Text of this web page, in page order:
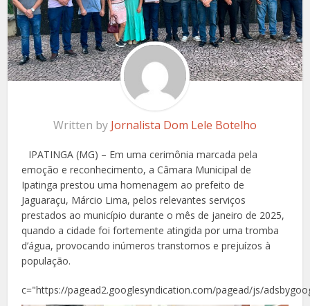
Written by Jornalista Dom Lele Botelho
IPATINGA (MG) – Em uma cerimônia marcada pela
emoção e reconhecimento, a Câmara Municipal de
Ipatinga prestou uma homenagem ao prefeito de
Jaguaraçu, Márcio Lima, pelos relevantes serviços
prestados ao município durante o mês de janeiro de 2025,
quando a cidade foi fortemente atingida por uma tromba
d’água, provocando inúmeros transtornos e prejuízos à
população.
c="https://pagead2.googlesyndication.com/pagead/js/